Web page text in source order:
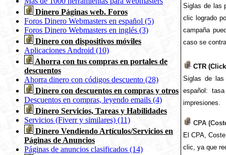
Dinero Páginas web. Foros
Foros Dinero Webmasters en español (5)
Foros Dinero Webmasters en inglés (3)
Dinero con dispositivos móviles
Aplicaciones Android (10)
Ahorra con tus compras en portales de
descuentos
Ahorra dinero con códigos descuento (28)
Dinero con descuentos en compras y otros
Descuentos en compras, leyendo emails (4)
Dinero Servicios, Tareas y Habilidades
Servicios (Fiverr y similares) (11)
Dinero Vendiendo Artículos/Servicios en
Páginas de Anuncios
Páginas de anuncios clasificados (14)
Siglas de las
clic logrado
campaña
caso se
CTR
Siglas de las
español:
impresiones.
CPA
El CPA,
clic, ya que